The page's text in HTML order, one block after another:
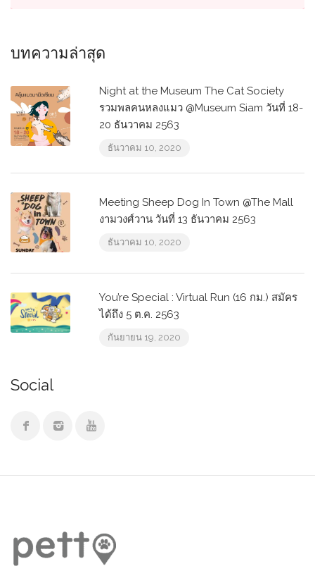
บทความล่าสุด
Night at the Museum The Cat Society
รวมพลคนหลงแมว @Museum Siam วันที่ 18-
20 ธันวาคม 2563
ธันวาคม 10, 2020
Meeting Sheep Dog In Town @The Mall
งามวงศ์วาน วันที่ 13 ธันวาคม 2563
ธันวาคม 10, 2020
You’re Special : Virtual Run (16 กม.) สมัคร
ได้ถึง 5 ต.ค. 2563
กันยายน 19, 2020
Social